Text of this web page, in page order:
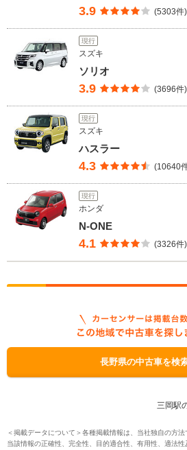
3.9 (5303件)
現行
スズキ
ソリオ
3.9 (3696件)
現行
スズキ
ハスラー
4.3 (10640
現行
ホンダ
N-ONE
4.1 (3326件)
長野県の中古車を検
三岡駅
＜掲載データについて＞各種掲載情報は、当社独自の方
当該情報の正確性、完全性、目的適合性、有用性、適法